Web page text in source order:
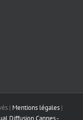
| Mentions légales|
Diffusion Cannes -